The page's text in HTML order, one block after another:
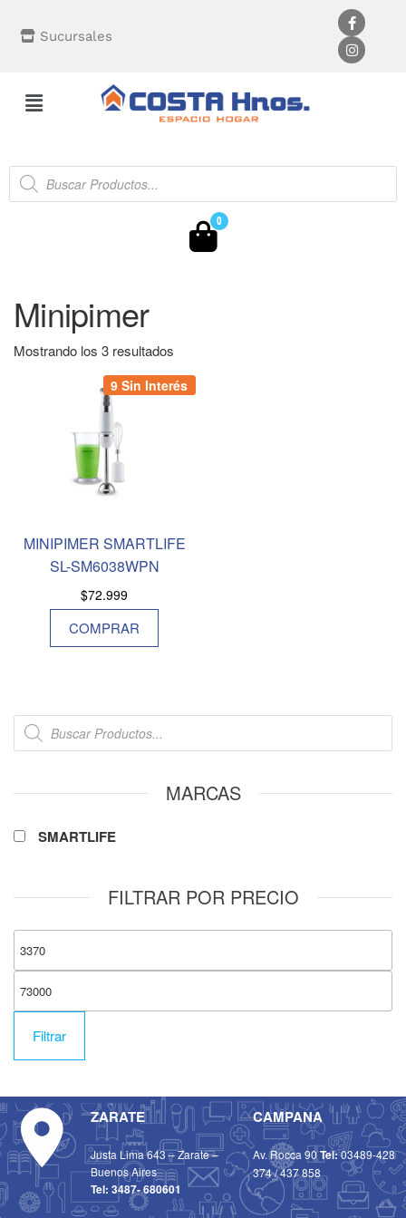
Sucursales
0
Minipimer
Mostrando los 3 resultados
9 Sin Interés
MINIPIMER SMARTLIFE
SL-SM6038WPN
$72.999
COMPRAR
MARCAS
SMARTLIFE
FILTRAR POR PRECIO
Filtrar
ZARATE
Justa Lima 643 – Zarate –
Buenos Aires
Tel: 3487- 680601
CAMPANA
Av. Rocca 90Tel:03489-428
374/437 858